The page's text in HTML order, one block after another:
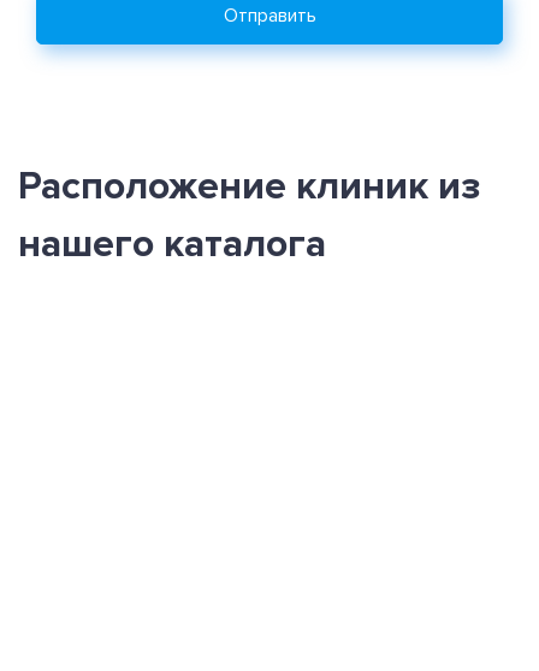
Отправить
Расположение клиник из
нашего каталога